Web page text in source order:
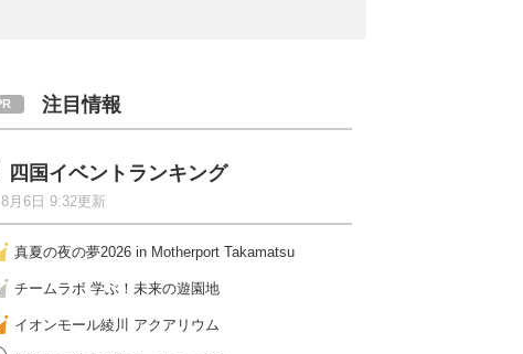
注目情報
四国イベントランキング
8月6日 9:32更新
真夏の夜の夢2026 in Motherport Takamatsu
チームラボ 学ぶ！未来の遊園地
イオンモール綾川 アクアリウム